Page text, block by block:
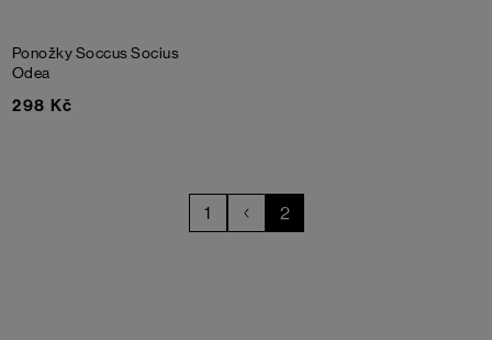
Ponožky Soccus Socius
Odea
298 Kč
1 2